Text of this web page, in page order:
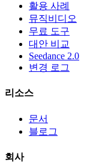
활용 사례
뮤직비디오
무료 도구
대안 비교
Seedance 2.0
변경 로그
리소스
문서
블로그
회사